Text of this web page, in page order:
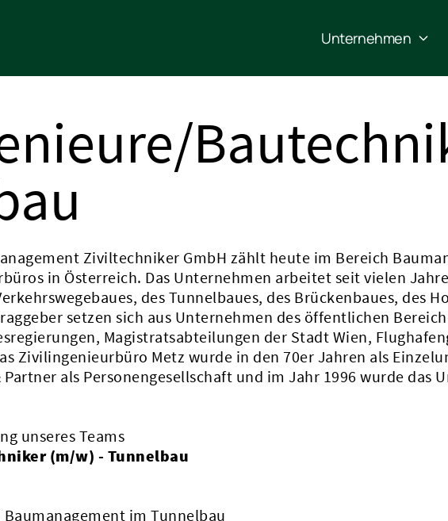
Unternehmen
Ziviltechniker GmbH zählt heute im Bereich
in Österreich. Das Unternehmen arbeitet seit vielen
des Tunnelbaues, des Brückenbaues, des
setzen sich aus Unternehmen des öffentlichen
Magistratsabteilungen der Stadt Wien,
Zivilingenieurbüro Metz wurde in den 70er Jahren als
Partner als Personengesellschaft und im Jahr 1996 wurde
unseres Teams
(m/w) - Tunnelbau
im Tunnelbau